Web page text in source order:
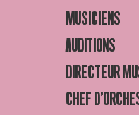
MUSICIENS
AUDITIONS
DIRECTEUR
CHEF